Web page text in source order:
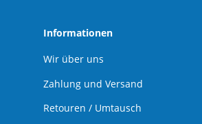
Informationen
Wir über uns
Zahlung und Versand
Retouren / Umtausch